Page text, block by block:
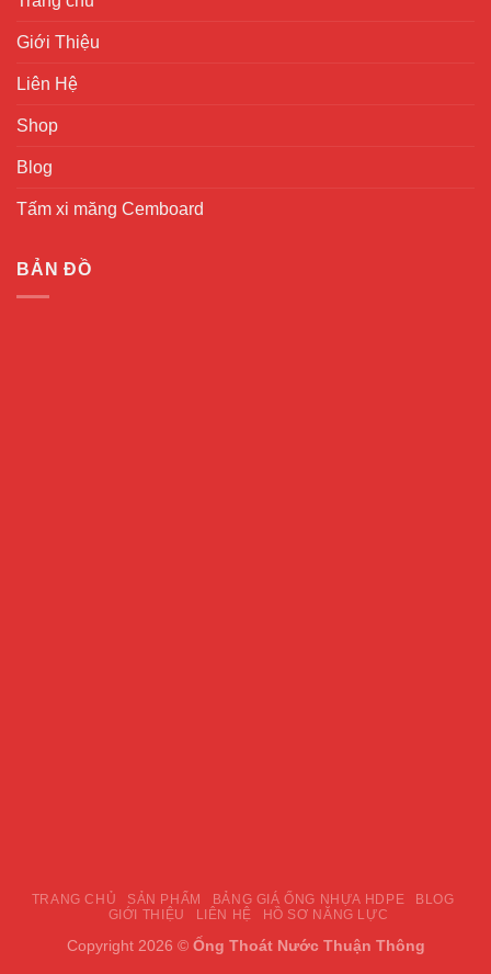
Giới Thiệu
Liên Hệ
Shop
Blog
Tấm xi măng Cemboard
BẢN ĐỒ
TRANG CHỦ SẢN PHẨM BẢNG GIÁ ỐNG NHỰA HDPE
BLOG
GIỚI THIỆU
LIÊN HỆ HỒ SƠ NĂNG LỰC
Copyright 2026 © Ống Thoát Nước Thuận Thông